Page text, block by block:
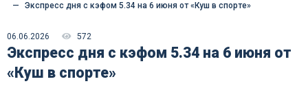
Экспресс дня с кэфом 5.34 на 6 июня от «Куш в спорте»
06.06.2026 572
Экспресс дня с кэфом 5.34 на 6 июня от
«Куш в спорте»